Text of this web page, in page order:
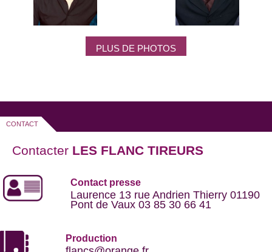
Titre du sketch : "Les matières" © 2004 -
PVO Audiovisuel Multimédia
PLUS DE PHOTOS
CONTACT
Contacter LES FLANC TIREURS
Contact presse
Laurence 13 rue Andrien Thierry 01190
Pont de Vaux 03 85 30 66 41
Production